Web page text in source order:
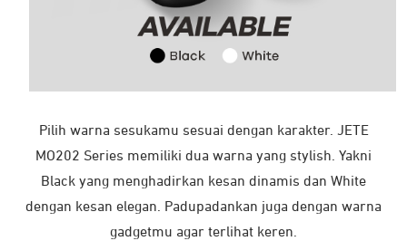
Pilih warna sesukamu sesuai dengan karakter. JETE
MO202 Series memiliki dua warna yang stylish. Yakni
Black yang menghadirkan kesan dinamis dan White
dengan kesan elegan. Padupadankan juga dengan warna
gadgetmu agar terlihat keren.